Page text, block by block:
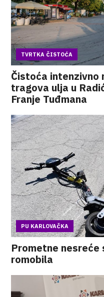
TVRTKA ČISTOĆA
Čistoća intenzivno
tragova ulja u
Franje Tuđmana
PU KARLOVAČKA
Prometne
romobila